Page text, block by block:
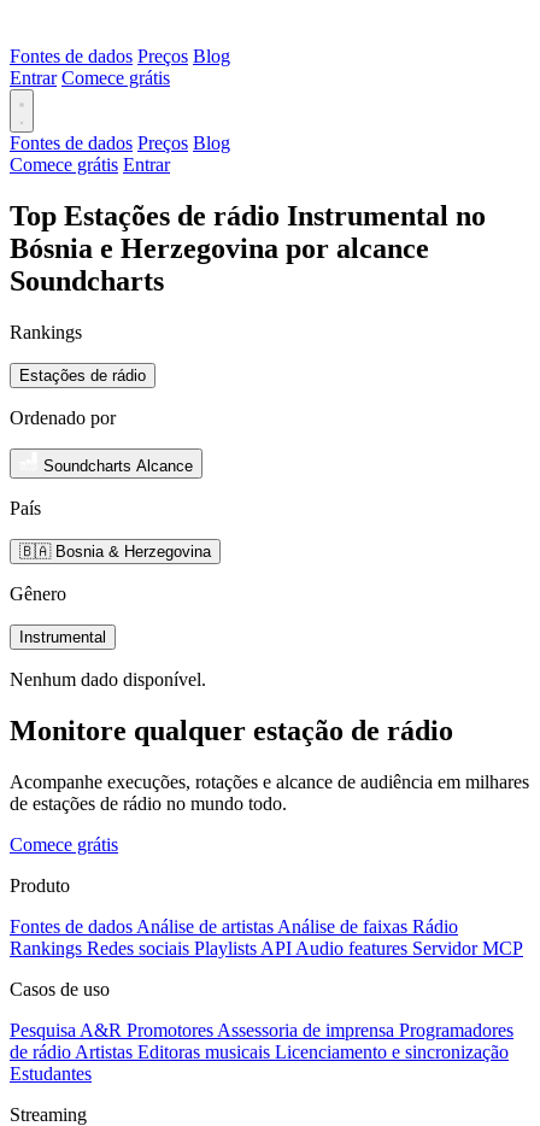
Fontes de dados Preços Blog
Entrar Comece grátis
Fontes de dados Preços Blog
Comece grátis Entrar
Top Estações de rádio Instrumental no
Bósnia e Herzegovina por alcance
Soundcharts
Rankings
Estações de rádio
Ordenado por
Soundcharts Alcance
País
🇧🇦 Bosnia & Herzegovina
Gênero
Instrumental
Nenhum dado disponível.
Monitore qualquer estação de rádio
Acompanhe execuções, rotações e alcance de audiência em milhares
de estações de rádio no mundo todo.
Comece grátis
Produto
Fontes de dados Análise de artistas Análise de faixas Rádio
Rankings Redes sociais Playlists API Audio features Servidor MCP
Casos de uso
Pesquisa A&R Promotores Assessoria de imprensa Programadores
de rádio Artistas Editoras musicais Licenciamento e sincronização
Estudantes
Streaming